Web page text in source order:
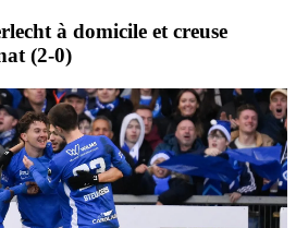
à domicile et creuse
(2-0)